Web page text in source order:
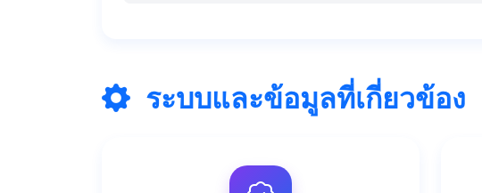
ระบบและข้อมูลที่เกี่ยวข้อง